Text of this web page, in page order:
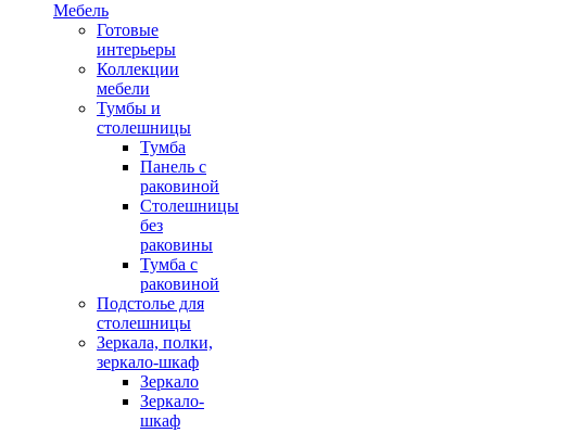
Мебель
Готовые
интерьеры
Коллекции
мебели
Тумбы и
столешницы
Тумба
Панель с
раковиной
Столешницы
без
раковины
Тумба с
раковиной
Подстолье для
столешницы
Зеркала, полки,
зеркало-шкаф
Зеркало
Зеркало-
шкаф